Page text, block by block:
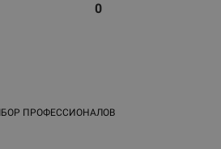
0
ПРОФЕССИОНАЛОВ